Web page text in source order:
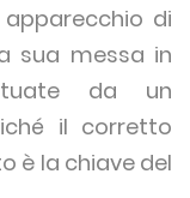
di
sua messa in
da un
il corretto
è la chiave del